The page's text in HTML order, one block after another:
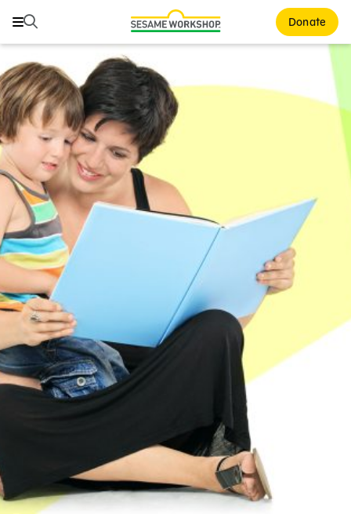
Buscar Donate
Buscar
Family Resources
ABCs and 123s
Healthy Minds and Bodies
Tough Topics
Courses and Webinars
Games and Storybooks
Our Work
About Us
Support Us